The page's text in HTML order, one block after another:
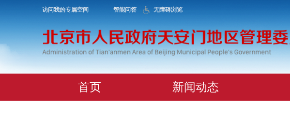
访问我的专属空间 智能问答 无障碍浏览
首页 新闻动态